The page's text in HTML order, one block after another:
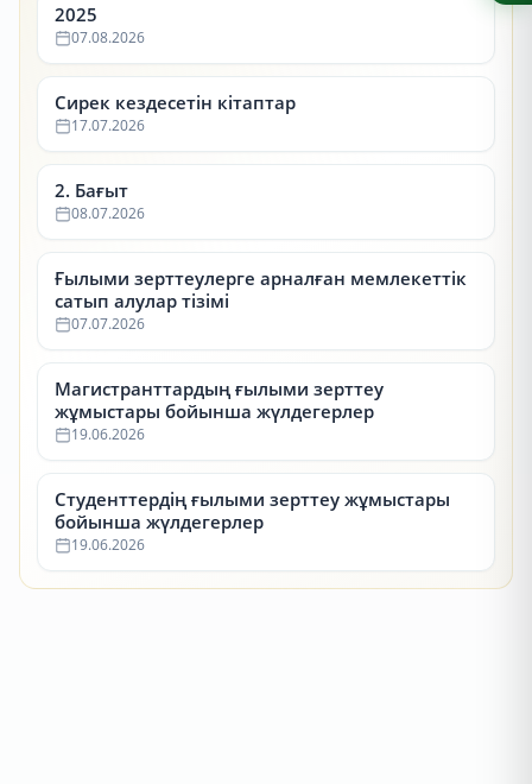
2025
07.08.2026
Сирек кездесетін кітаптар
17.07.2026
2. Бағыт
08.07.2026
Ғылыми зерттеулерге арналған мемлекеттік
сатып алулар тізімі
07.07.2026
Магистранттардың ғылыми зерттеу
жұмыстары бойынша жүлдегерлер
19.06.2026
Студенттердің ғылыми зерттеу жұмыстары
бойынша жүлдегерлер
19.06.2026